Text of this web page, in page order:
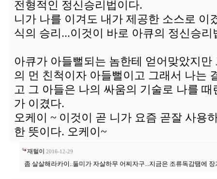
전형적인 정신승리법이다.
니가 나를 이겨도 내가 제공한 소스로 이
식의 승리...이것이 바로 아큐의 정신승리
아큐가 아들뻘되는 놈한테 얻어맞았지만
의 먼 친척이자 아들뻘이고 그래서 나는
고 그 아들은 나의 싸움의 기술로 나를
가 이겼다.
오케이 ~ 이것이 곧 니가 요즘 곧잘 사용
한 뜻이다. 오케이~
재털이 2016-12-29
좀 살살해라카이..둘미가 자살하무 어찌자구...지금은 조류독감땜에